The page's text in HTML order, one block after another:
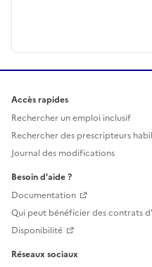
Accès rapides
Rechercher un emploi inclusif
Rechercher des prescripteurs
Journal des modifications
Besoin d'aide ?
Documentation
Qui peut bénéficier des contrats
Disponibilité
Réseaux sociaux